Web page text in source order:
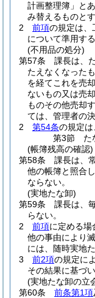
計画整理簿」と
み替えるものとす
2
前項の規定は、
について準用する
(不用品の処分)
第57条
課長は、
たえなくなった
を経てこれを売
ないもの又は売
ものその他売却
ては、管理者の
2
第54条の規定は
第3節
た
(帳簿残高の確認)
第58条
課長は、
他の帳簿と照合
ならない。
(実地たな卸)
第59条
課長は、
らない。
2
前項に定める場
他の事由により
には、随時実地
3
前2項の規定に
その結果に基づ
(実地たな卸の立
第60条
前条第1項